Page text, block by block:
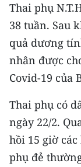
TRI THỨC
54 DÂN TỘC
CHƯƠNG
RADIO
MEDIA CENTER
Thai phụ
38 tuần. Sau
quả dương
nhân được
Covid-19 của
Thai phụ có
ngày 22/2.
hồi 15 giờ
phụ đẻ